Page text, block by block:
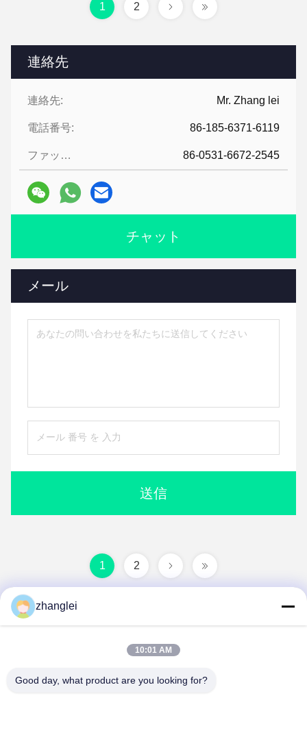
連絡先
連絡先: Mr. Zhang lei
電話番号: 86-185-6371-6119
ファックス: 86-0531-6672-2545
チャット
メール
送信
1 2
1 2
zhanglei
10:01 AM
Good day, what product are you looking for?